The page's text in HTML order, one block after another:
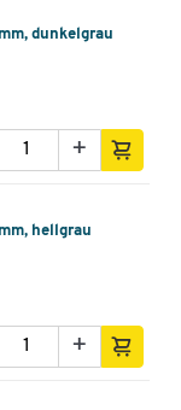
dunkelgrau
+
hellgrau
+